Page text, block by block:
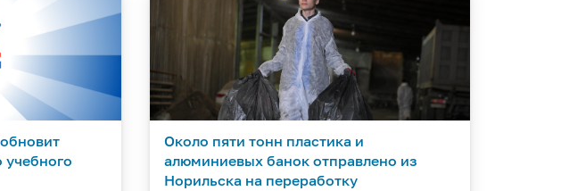
учебного
Около пяти тонн пластика и
алюминиевых банок отправлено из
Норильска на переработку